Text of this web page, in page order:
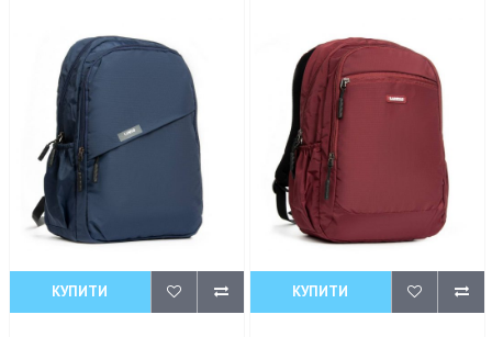
КУПИТИ КУПИТИ